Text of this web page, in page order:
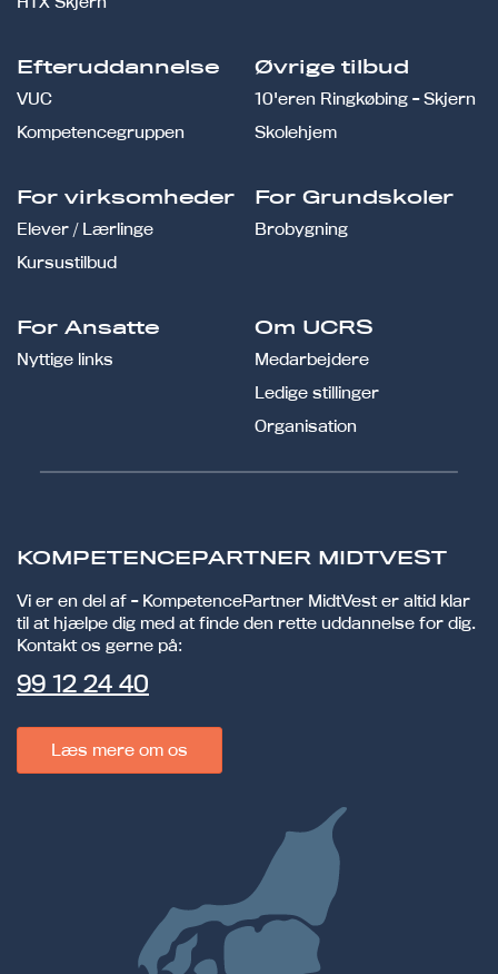
Efteruddannelse
VUC
Kompetencegruppen
Øvrige tilbud
10'eren Ringkøbing - Skjern
Skolehjem
For virksomheder
Elever / Lærlinge
Kursustilbud
For Grundskoler
Brobygning
For Ansatte
Nyttige links
Om UCRS
Medarbejdere
Ledige stillinger
Organisation
KOMPETENCEPARTNER MIDTVEST
Vi er en del af - KompetencePartner MidtVest er altid klar
til at hjælpe dig med at finde den rette uddannelse for dig.
Kontakt os gerne på:
99 12 24 40
Læs mere om os